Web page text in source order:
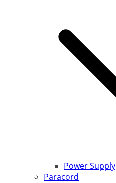
Power Supply
Paracord